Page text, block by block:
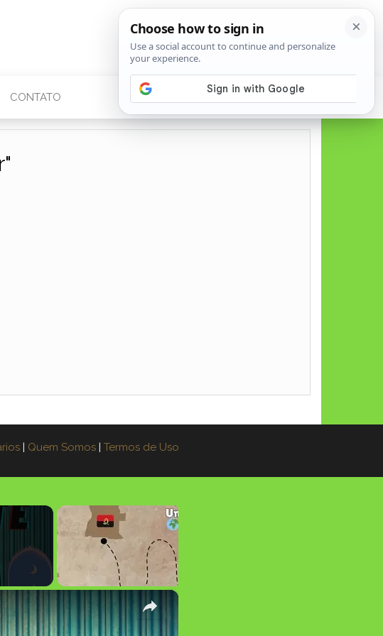
CONTATO
| Quem Somos | Termos de Uso
×